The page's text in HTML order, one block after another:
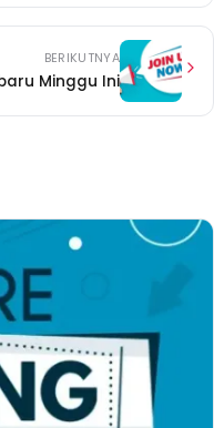
BERIKUTNYA
Minggu Ini